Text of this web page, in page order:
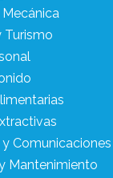
Turismo
Comunicaciones
Mantenimiento